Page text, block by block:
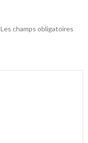
Les champs obligatoires